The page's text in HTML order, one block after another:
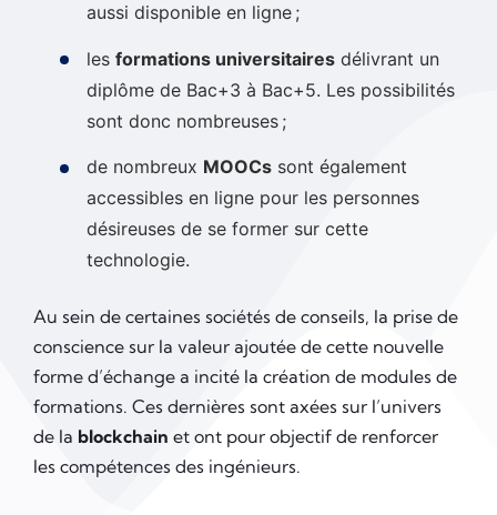
aussi disponible en ligne ;
les formations universitaires délivrant un
diplôme de Bac+3 à Bac+5. Les possibilités
sont donc nombreuses ;
de nombreux MOOCs sont également
accessibles en ligne pour les personnes
désireuses de se former sur cette
technologie.
Au sein de certaines sociétés de conseils, la prise de
conscience sur la valeur ajoutée de cette nouvelle
forme d’échange a incité la création de modules de
formations. Ces dernières sont axées sur l’univers
de la blockchain et ont pour objectif de renforcer
les compétences des ingénieurs.